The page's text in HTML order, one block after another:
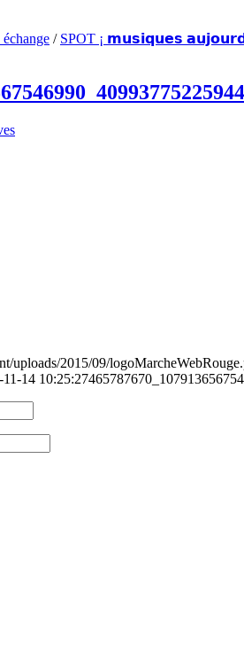
/ SPOT ¡ 𝗺𝘂𝘀𝗶𝗾𝘂𝗲𝘀
uploads/2015/09/
11-14 10:25:27